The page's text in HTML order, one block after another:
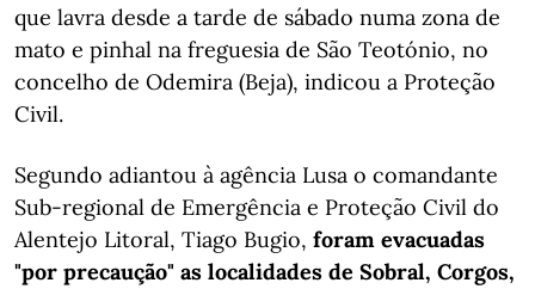
que lavra desde a tarde de sábado numa zona de
mato e pinhal na freguesia de São Teotónio, no
concelho de Odemira (Beja), indicou a Proteção
Civil.
Segundo adiantou à agência Lusa o comandante
Sub-regional de Emergência e Proteção Civil do
Alentejo Litoral, Tiago Bugio, foram evacuadas
"por precaução" as localidades de Sobral, Corgos,